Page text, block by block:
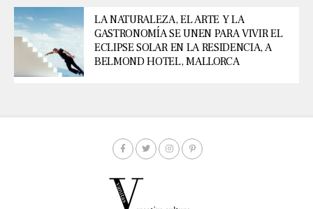
LA NATURALEZA, EL ARTE Y LA
GASTRONOMÍA SE UNEN PARA VIVIR EL
ECLIPSE SOLAR EN LA RESIDENCIA, A
BELMOND HOTEL, MALLORCA